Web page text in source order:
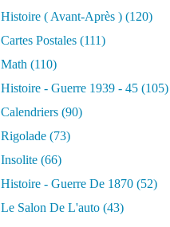
Histoire ( Avant-Après ) (120)
Cartes Postales (111)
Math (110)
Histoire - Guerre 1939 - 45 (105)
Calendriers (90)
Rigolade (73)
Insolite (66)
Histoire - Guerre De 1870 (52)
Le Salon De L'auto (43)